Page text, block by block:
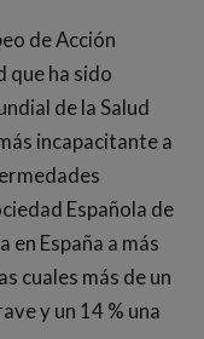
de Acción
que ha sido
de la Salud
incapacitante a
Española de
en España a más
cuales más de un
y un 14 % una